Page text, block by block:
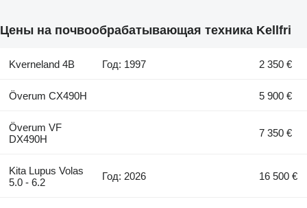
Цены на почвообрабатывающая техника Kellfri
Kverneland 4B Год: 1997 2 350 €
Överum CX490H 5 900 €
Överum VF
DX490H
7 350 €
Kita Lupus Volas
5.0 - 6.2
Год: 2026 16 500 €